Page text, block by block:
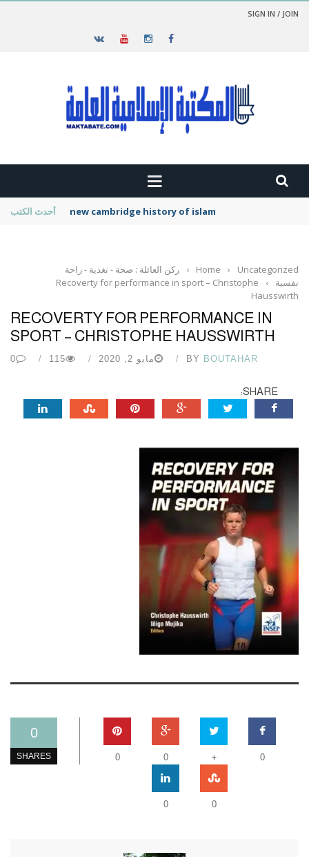
SIGN IN / JOIN
أحدث الكتب new cambridge history of islam
Home › Uncategorized
›
ركن العائلة : صحة - تغدية - راحة
نفسية
›
Recoverty for performance in sport – Christophe
Hausswirth
RECOVERTY FOR PERFORMANCE IN
SPORT – CHRISTOPHE HAUSSWIRTH
BY BOUTAHAR مايو 2, 2020 115
0
SHARE:
0
SHARES 0
+
0
0
0
0